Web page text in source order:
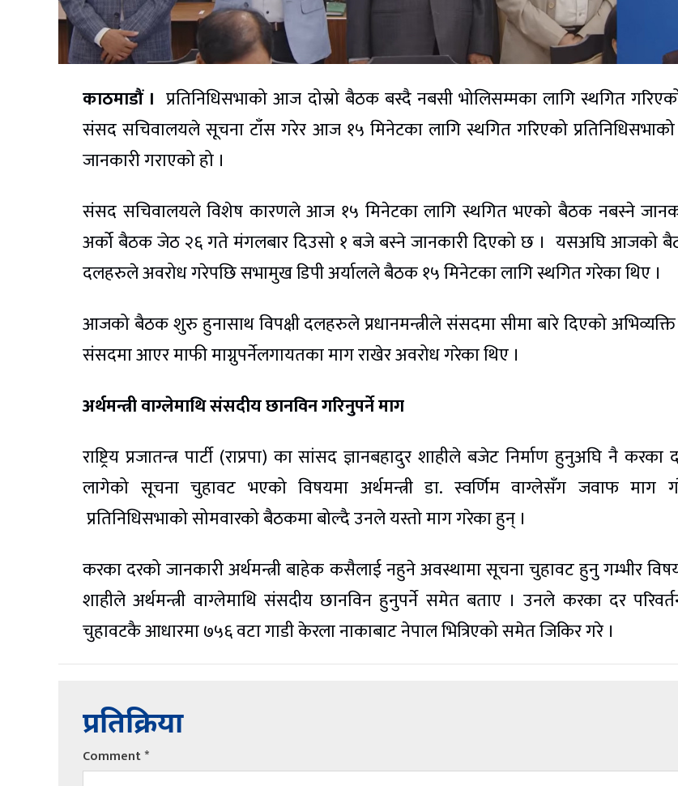
काठमाडौं । प्रतिनिधिसभाको आज दोस्रो बैठक बस्दै नबसी भोलिसम्मका लागि स्थगित
संसद सचिवालयले सूचना टाँस गरेर आज १५ मिनेटका लागि स्थगित गरिएको
जानकारी गराएको हो ।
संसद सचिवालयले विशेष कारणले आज १५ मिनेटका लागि स्थगित भएको बैठक नबस्ने
अर्को बैठक जेठ २६ गते मंगलबार दिउसो १ बजे बस्ने जानकारी दिएको छ । यसअघि आजको
दलहरुले अवरोध गरेपछि सभामुख डिपी अर्यालले बैठक १५ मिनेटका लागि स्थगित गरेका थिए ।
आजको बैठक शुरु हुनासाथ विपक्षी दलहरुले प्रधानमन्त्रीले संसदमा सीमा बारे दिएको अभिव्यक्ति
संसदमा आएर माफी माग्नुपर्नेलगायतका माग राखेर अवरोध गरेका थिए ।
अर्थमन्त्री वाग्लेमाथि संसदीय छानविन गरिनुपर्ने माग
राष्ट्रिय प्रजातन्त्र पार्टी (राप्रपा) का सांसद ज्ञानबहादुर शाहीले बजेट निर्माण हुनुअघि नै
लागेको सूचना चुहावट भएको विषयमा अर्थमन्त्री डा. स्वर्णिम वाग्लेसँग जवाफ माग
प्रतिनिधिसभाको सोमवारको बैठकमा बोल्दै उनले यस्तो माग गरेका हुन् ।
करका दरको जानकारी अर्थमन्त्री बाहेक कसैलाई नहुने अवस्थामा सूचना चुहावट हुनु गम्भीर
शाहीले अर्थमन्त्री वाग्लेमाथि संसदीय छानविन हुनुपर्ने समेत बताए । उनले करका दर
चुहावटकै आधारमा ७५६ वटा गाडी केरला नाकाबाट नेपाल भित्रिएको समेत जिकिर गरे ।
प्रतिक्रिया
Comment*